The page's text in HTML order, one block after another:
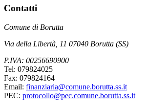
Contatti
Comune di Borutta
Via della Libertà, 11 07040 Borutta (SS)
P.IVA: 00256690900
Tel: 079824025
Fax: 079824164
Email: finanziaria@comune.borutta.ss.it
PEC: protocollo@pec.comune.borutta.ss.it